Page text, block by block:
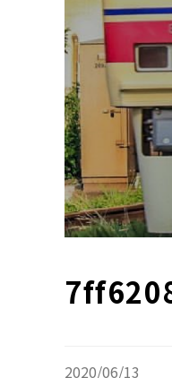
2020/06/13